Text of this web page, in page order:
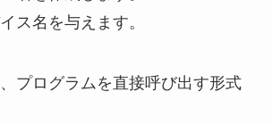
ス名を与えます。
プログラムを直接呼び出す形式